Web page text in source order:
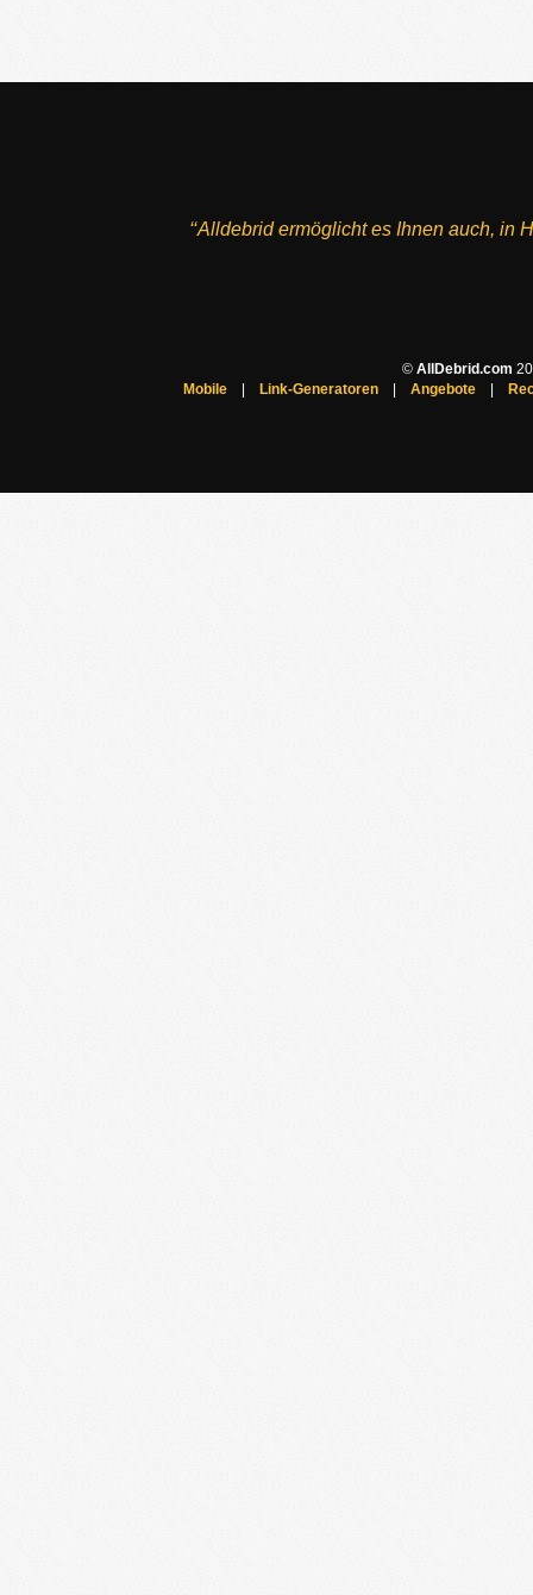
‘‘Alldebrid ermöglicht es Ihnen auch,
© AllDebrid.com
Mobile| Link-Generatoren| Angebote|